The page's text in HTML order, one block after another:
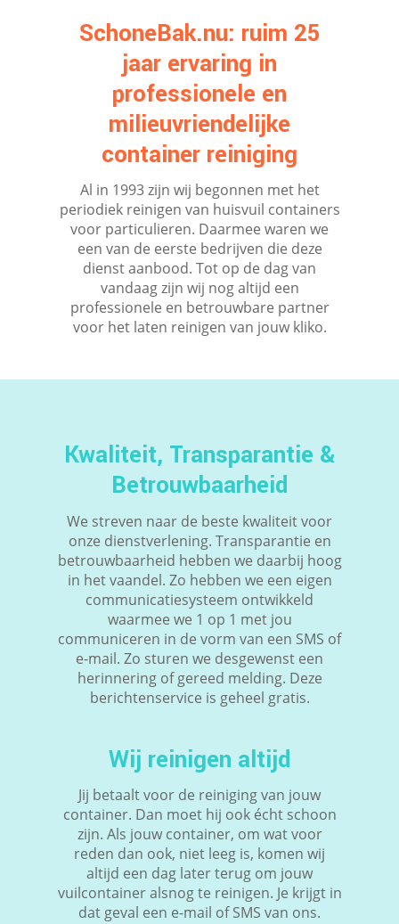
SchoneBak.nu: ruim 25
jaar ervaring in
professionele en
milieuvriendelijke
container reiniging
Al in 1993 zijn wij begonnen met het
periodiek reinigen van huisvuil containers
voor particulieren. Daarmee waren we
een van de eerste bedrijven die deze
dienst aanbood. Tot op de dag van
vandaag zijn wij nog altijd een
professionele en betrouwbare partner
voor het laten reinigen van jouw kliko.
Kwaliteit, Transparantie &
Betrouwbaarheid
We streven naar de beste kwaliteit voor
onze dienstverlening. Transparantie en
betrouwbaarheid hebben we daarbij hoog
in het vaandel. Zo hebben we een eigen
communicatiesysteem ontwikkeld
waarmee we 1 op 1 met jou
communiceren in de vorm van een SMS of
e-mail. Zo sturen we desgewenst een
herinnering of gereed melding. Deze
berichtenservice is geheel gratis.
Wij reinigen altijd
Jij betaalt voor de reiniging van jouw
container. Dan moet hij ook écht schoon
zijn. Als jouw container, om wat voor
reden dan ook, niet leeg is, komen wij
altijd een dag later terug om jouw
vuilcontainer alsnog te reinigen. Je krijgt in
dat geval een e-mail of SMS van ons.